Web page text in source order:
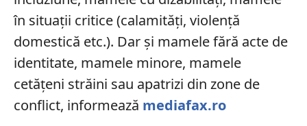
în situaţii critice (calamităţi, violenţă
domestică etc.). Dar și mamele fără acte de
identitate, mamele minore, mamele
cetăţeni străini sau apatrizi din zone de
conflict, informează mediafax.ro